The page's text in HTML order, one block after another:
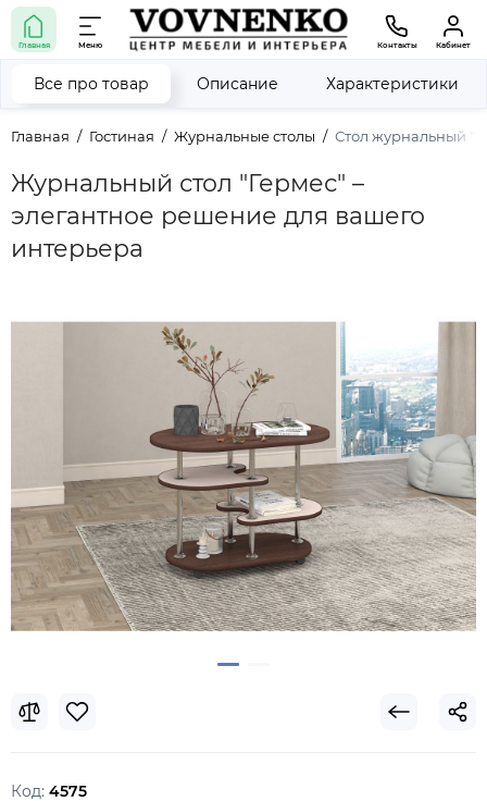
Главная Меню Контакты Кабинет
Главная Гостиная Журнальные столы Стол журнальный
Журнальный стол "Гермес" –
элегантное решение для вашего
интерьера
Все про товар Описание Характеристики
Код: 4575